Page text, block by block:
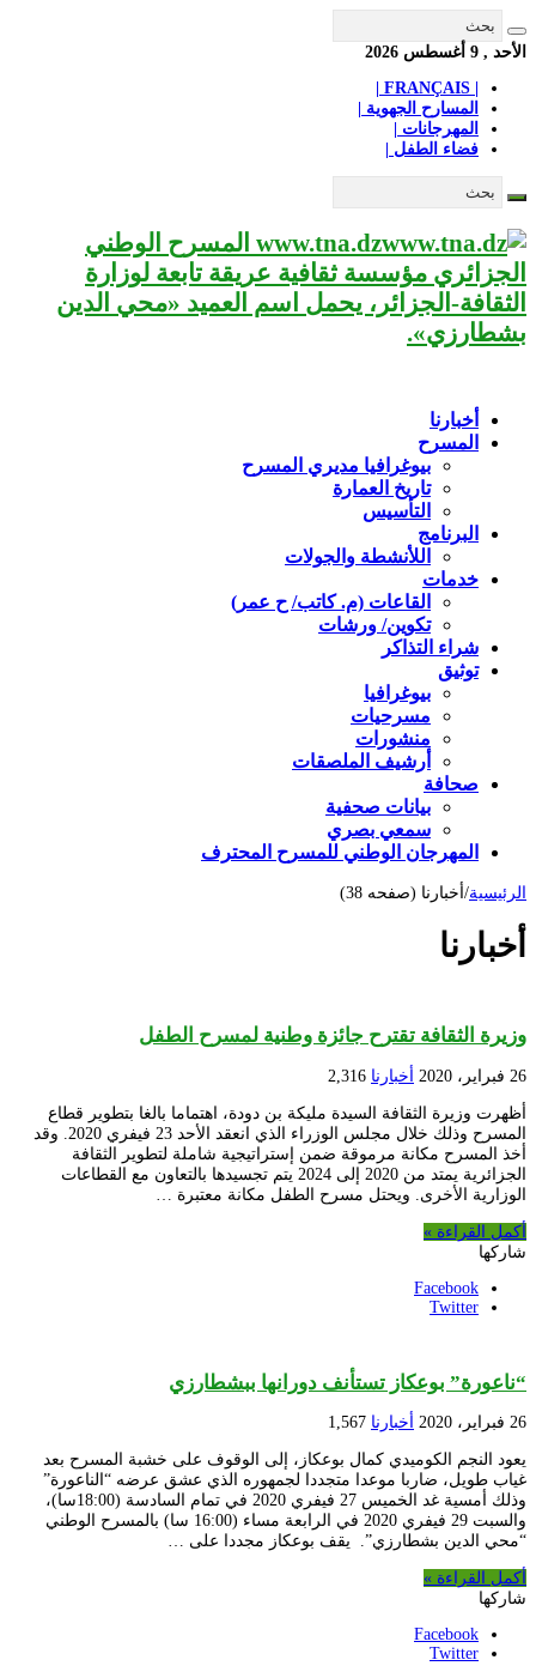
الأحد , 9 أغسطس 2026
المسارح الجهوية |
المهرجانات |
فضاء الطفل |
www.tna.dz المسرح الوطني
الجزائري مؤسسة ثقافية عريقة تابعة لوزارة
الثقافة-الجزائر، يحمل اسم العميد «محي الدين
بشطارزي».
أخبارنا
المسرح
بيوغرافيا مديري المسرح
تاريخ العمارة
التأسيس
البرنامج
اللأنشطة والجولات
خدمات
القاعات (م. كاتب/ ح عمر)
تكوين/ ورشات
شراء التذاكر
توثيق
بيوغرافيا
مسرحيات
منشورات
أرشيف الملصقات
صحافة
بيانات صحفية
سمعي بصري
المهرجان الوطني للمسرح المحترف
الرئيسية/ أخبارنا (صفحه 38)
أخبارنا
وزيرة الثقافة تقترح جائزة وطنية لمسرح الطفل
26 فبراير، 2020 أخبارنا 2,316
أظهرت وزيرة الثقافة السيدة مليكة بن دودة، اهتماما بالغا بتطوير قطاع
المسرح وذلك خلال مجلس الوزراء الذي انعقد الأحد 23 فيفري 2020. وقد
أخذ المسرح مكانة مرموقة ضمن إستراتيجية شاملة لتطوير الثقافة
الجزائرية يمتد من 2020 إلى 2024 يتم تجسيدها بالتعاون مع القطاعات
الوزارية الأخرى. ويحتل مسرح الطفل مكانة معتبرة …
أكمل القراءة »
شاركها
Facebook
Twitter
“ناعورة” بوعكاز تستأنف دورانها ببشطارزي
26 فبراير، 2020 أخبارنا 1,567
يعود النجم الكوميدي كمال بوعكاز، إلى الوقوف على خشبة المسرح بعد
غياب طويل، ضاربا موعدا متجددا لجمهوره الذي عشق عرضه “الناعورة”
وذلك أمسية غد الخميس 27 فيفري 2020 في تمام السادسة (18:00سا)،
والسبت 29 فيفري 2020 في الرابعة مساء (16:00 سا) بالمسرح الوطني
“محي الدين بشطارزي”. يقف بوعكاز مجددا على …
أكمل القراءة »
شاركها
Facebook
Twitter